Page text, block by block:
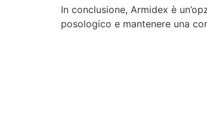
In conclusione, Armidex è
posologico e mantenere una